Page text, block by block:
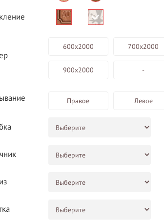
БЕСПЛАТНЫЙ ВЫЕЗД НА
ЗАМЕР
600х2000 700х2000
900х2000 -
Правое Левое